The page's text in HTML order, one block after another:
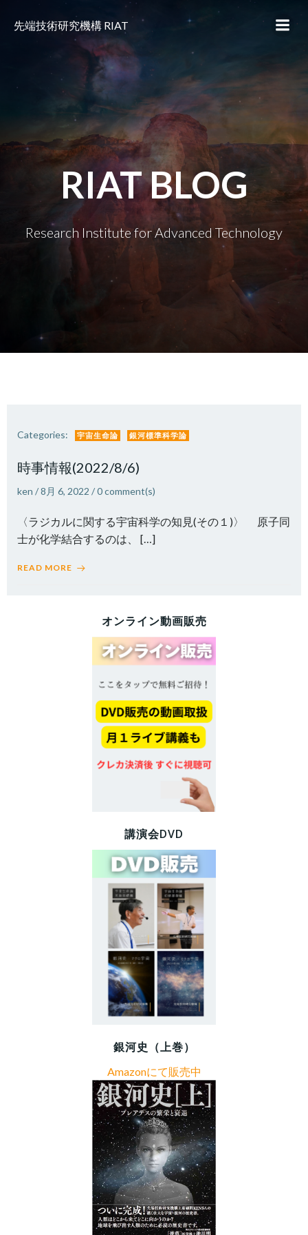
ス
キ
ッ
プ
先端技術研究機構 RIAT
RIAT BLOG
Research Institute for Advanced Technology
Categories: 宇宙生命論 銀河標準科学論
時事情報(2022/8/6)
ken /8月 6, 2022 /0comment(s)
〈ラジカルに関する宇宙科学の知見(その１)〉 原子同
士が化学結合するのは、 […]
READ MORE
オンライン動画販売
講演会DVD
銀河史（上巻）
Amazonにて販売中